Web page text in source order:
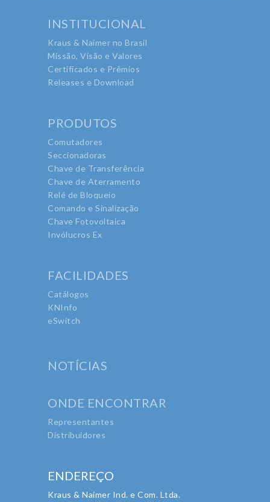
INSTITUCIONAL
Kraus & Naimer no Brasil
Missão, Visão e Valores
Certificados e Prêmios
Releases e Download
PRODUTOS
Comutadores
Seccionadoras
Chave de Transferência
Chave de Aterramento
Relé de Bloqueio
Comando e Sinalização
Chave Fotovoltaica
Invólucros Ex
FACILIDADES
Catálogos
KNInfo
eSwitch
NOTÍCIAS
ONDE ENCONTRAR
Representantes
Distribuidores
ENDEREÇO
Kraus & Naimer Ind. e Com. Ltda.